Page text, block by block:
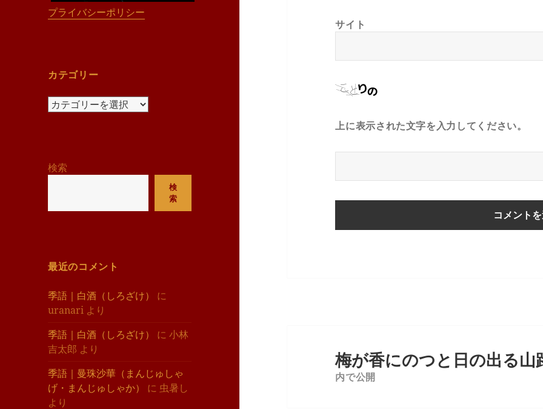
プライバシーポリシー
カテゴリー
カ
ー
検索
検
索
最近のコメント
季語｜白酒（しろざけ）
に
uranari より
季語｜白酒（しろざけ）
に小林
吉太郎 より
季語｜曼珠沙華（まんじゅしゃ
げ・まんじゅしゃか）
に 虫暑し
より
サイト
上に表示された文字を入力してください。
梅が香にのつと日の出る山
内で公開